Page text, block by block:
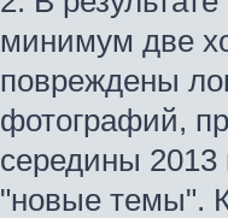
минимум две
повреждены
фотографий,
середины 2013
"новые темы".